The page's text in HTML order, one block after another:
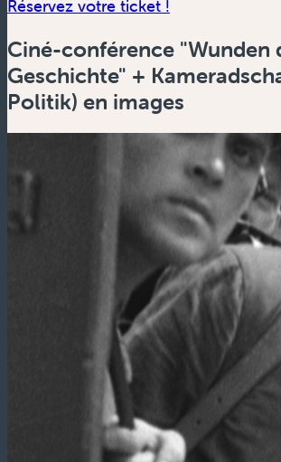
Réservez votre ticket !
Ciné-conférence "Wunden
Geschichte" +
Politik) en images